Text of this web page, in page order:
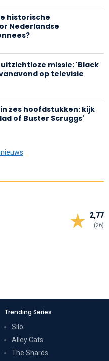
historische
Nederlandse
missie: 'Black
op televisie
zes hoofdstukken: kijk
of Buster Scruggs'
2,77
(26)
Trending Series
Silo
Alley Cats
The Shards